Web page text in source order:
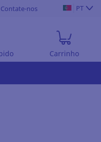
Contate-nos PT
Carrinho